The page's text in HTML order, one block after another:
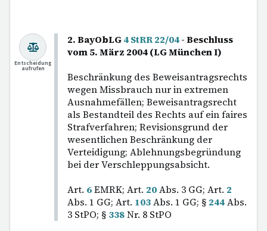
2. BayObLG4 StRR 22/04- Beschluss
vom 5. März 2004 (LG München I)
Beschränkung des Beweisantragsrechts
wegen Missbrauch nur in extremen
Ausnahmefällen; Beweisantragsrecht
als Bestandteil des Rechts auf ein faires
Strafverfahren; Revisionsgrund der
wesentlichen Beschränkung der
Verteidigung; Ablehnungsbegründung
bei der Verschleppungsabsicht.
Art. 6EMRK; Art. 20Abs. 3 GG; Art. 2
Abs. 1 GG; Art. 103Abs. 1 GG; § 244Abs.
3 StPO; § 338Nr. 8 StPO
Entscheidung
aufrufen